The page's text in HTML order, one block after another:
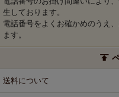
生しております。
電話番号をよくお確かめのうえ
ます。
送料について